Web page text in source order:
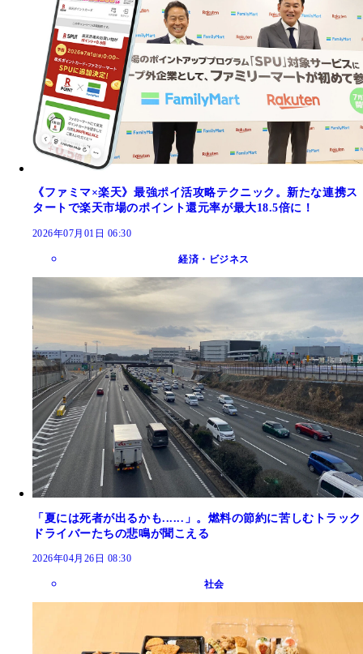
《ファミマ×楽天》最強ポイ活攻略テクニック。新たな連携ス
タートで楽天市場のポイント還元率が最大18.5倍に！
2026年07月01日 06:30
経済・ビジネス
「夏には死者が出るかも......」。燃料の節約に苦しむトラック
ドライバーたちの悲鳴が聞こえる
2026年04月26日 08:30
社会